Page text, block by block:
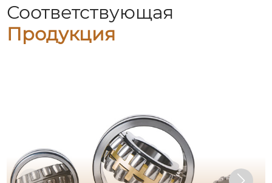
Соответствующая
Продукция